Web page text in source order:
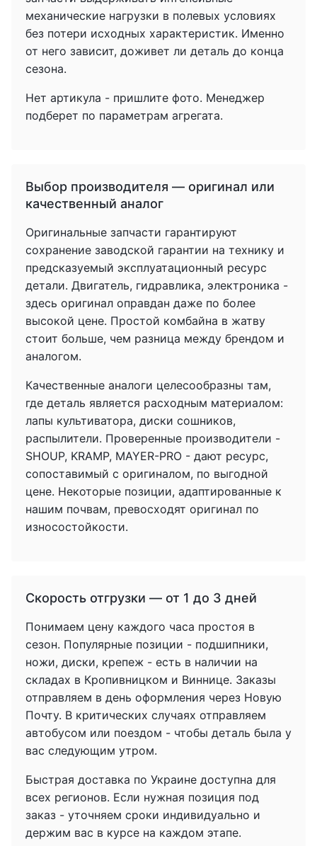
механические нагрузки в полевых условиях
без потери исходных характеристик. Именно
от него зависит, доживет ли деталь до конца
сезона.
Нет артикула - пришлите фото. Менеджер
подберет по параметрам агрегата.
Выбор производителя — оригинал или
качественный аналог
Оригинальные запчасти гарантируют
сохранение заводской гарантии на технику и
предсказуемый эксплуатационный ресурс
детали. Двигатель, гидравлика, электроника -
здесь оригинал оправдан даже по более
высокой цене. Простой комбайна в жатву
стоит больше, чем разница между брендом и
аналогом.
Качественные аналоги целесообразны там,
где деталь является расходным материалом:
лапы культиватора, диски сошников,
распылители. Проверенные производители -
SHOUP, KRAMP, MAYER-PRO - дают ресурс,
сопоставимый с оригиналом, по выгодной
цене. Некоторые позиции, адаптированные к
нашим почвам, превосходят оригинал по
износостойкости.
Скорость отгрузки — от 1 до 3 дней
Понимаем цену каждого часа простоя в
сезон. Популярные позиции - подшипники,
ножи, диски, крепеж - есть в наличии на
складах в Кропивницком и Виннице. Заказы
отправляем в день оформления через Новую
Почту. В критических случаях отправляем
автобусом или поездом - чтобы деталь была у
вас следующим утром.
Быстрая доставка по Украине доступна для
всех регионов. Если нужная позиция под
заказ - уточняем сроки индивидуально и
держим вас в курсе на каждом этапе.